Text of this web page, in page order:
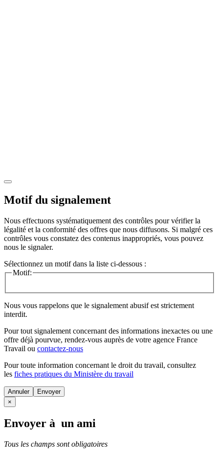
Motif du signalement
Nous effectuons systématiquement des contrôles pour vérifier la
légalité et la conformité des offres que nous diffusons. Si malgré ces
contrôles vous constatez des contenus inappropriés, vous pouvez
nous le signaler.
Sélectionnez un motif dans la liste ci-dessous :
Motif:
Nous vous rappelons que le signalement abusif est strictement
interdit.
Pour tout signalement concernant des informations inexactes ou une
offre déjà pourvue, rendez-vous auprès de votre agence France
Travail ou contactez-nous
Pour toute information concernant le droit du travail, consultez
les fiches pratiques du Ministère du travail
Annuler
×
Envoyer à un ami
Tous les champs sont obligatoires